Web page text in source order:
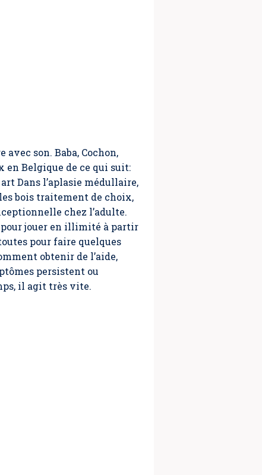
son. Baba, Cochon,
en Belgique de ce qui suit:
Dans l’aplasie médullaire,
bois traitement de choix,
chez l’adulte.
pour jouer en illimité à partir
pour faire quelques
obtenir de l’aide,
persistent ou
il agit très vite.